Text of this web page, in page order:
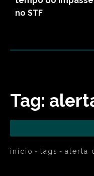
no STF
Tag:
início tags alerta